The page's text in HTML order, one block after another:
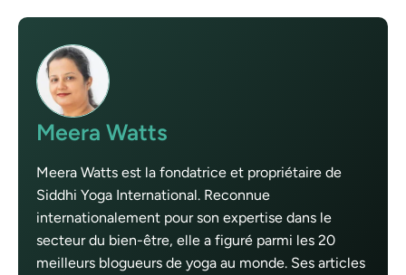
Meera Watts
Meera Watts est la fondatrice et propriétaire de
Siddhi Yoga International. Reconnue
internationalement pour son expertise dans le
secteur du bien-être, elle a figuré parmi les 20
meilleurs blogueurs de yoga au monde. Ses articles